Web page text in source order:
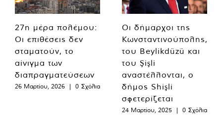
27η μέρα πολέμου:
Οι επιθέσεις δεν
σταματούν, το
αίνιγμα των
διαπραγματεύσεων
26 Μαρτίου, 2026 | 0 Σχόλια
Οι δήμαρχοι της
Κωνσταντινούπολης,
του Beylikdüzü και
του Şişli
αναστέλλονται, ο
δήμος Shişli
σφετερίζεται
24 Μαρτίου, 2025 | 0 Σχόλια